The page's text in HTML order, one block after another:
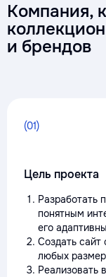
Компания,
и брендов
(01)
Цель проекта
Разработать
понятным
его
Создать сайт
любых
Реализовать